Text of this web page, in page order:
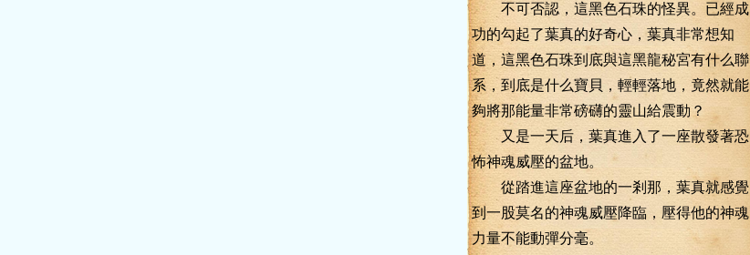
不可否認，這黑色石珠的怪異。已經成
功的勾起了葉真的好奇心，葉真非常想知
道，這黑色石珠到底與這黑龍秘宮有什么聯
系，到底是什么寶貝，輕輕落地，竟然就能
夠將那能量非常磅礴的靈山給震動？
又是一天后，葉真進入了一座散發著恐
怖神魂威壓的盆地。
從踏進這座盆地的一剎那，葉真就感覺
到一股莫名的神魂威壓降臨，壓得他的神魂
力量不能動彈分毫。